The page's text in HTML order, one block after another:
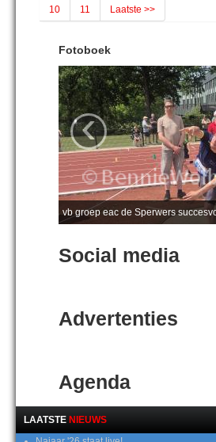
10 11 Laatste >>
Fotoboek
vb groep eac de Sperwers
‹
Social media
Advertenties
Agenda
LAATSTE NIEUWS